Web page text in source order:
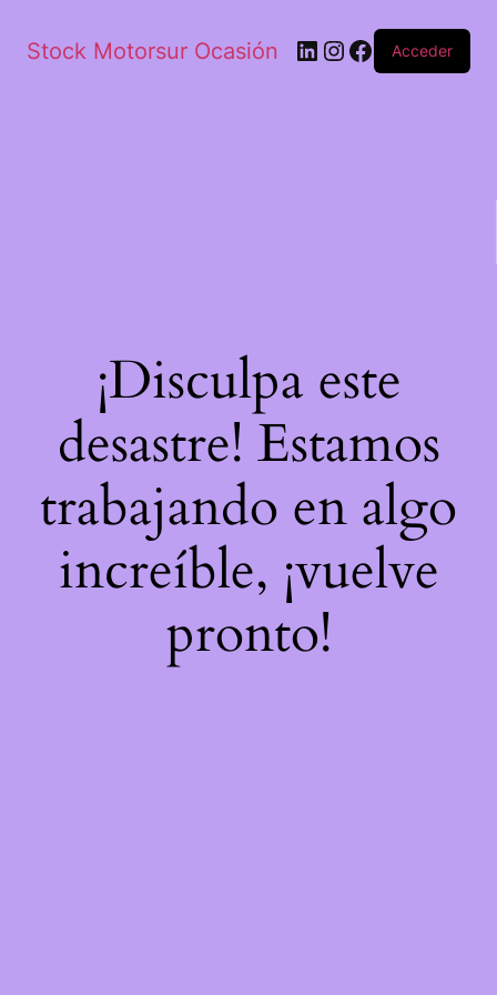
Stock Motorsur Ocasión Acceder
¡Disculpa este
desastre! Estamos
trabajando en algo
increíble, ¡vuelve
pronto!